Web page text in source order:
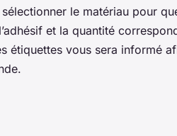
le matériau pour
et la quantité
étiquettes vous sera informé